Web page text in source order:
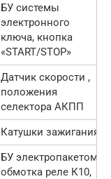
БУ системы
электронного
ключа, кнопка
«START/STOP»
Датчик скорости ,
положения
селектора АКПП
Катушки зажигания
БУ электропакетом,
обмотка реле К10,